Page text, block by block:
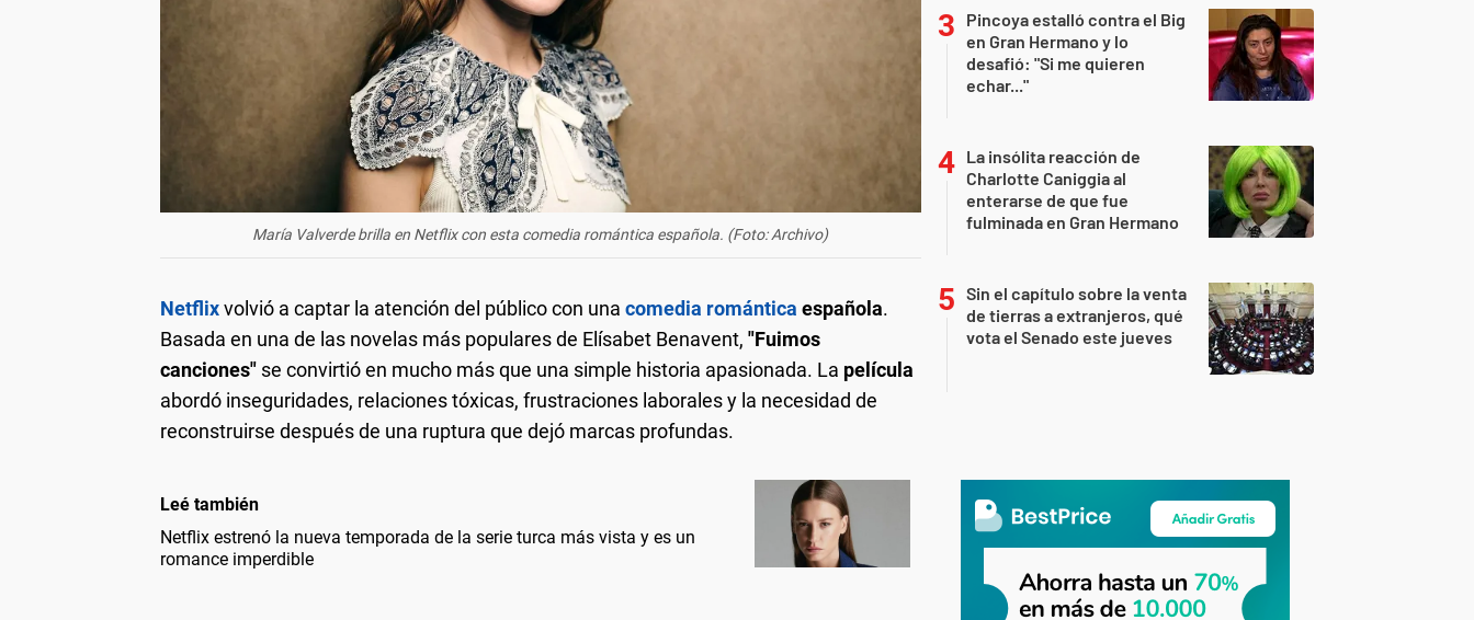
María Valverde brilla en Netflix con esta comedia romántica española. (Foto: Archivo)
Netflixvolvió a captar la atención del público con una comedia romántica española.
Basada en una de las novelas más populares de Elísabet Benavent, "Fuimos
canciones" se convirtió en mucho más que una simple historia apasionada. La película
abordó inseguridades, relaciones tóxicas, frustraciones laborales y la necesidad de
reconstruirse después de una ruptura que dejó marcas profundas.
Leé también
Netflix estrenó la nueva temporada de la serie turca más vista y es un
romance imperdible
Pincoya estalló contra el Big
en Gran Hermano y lo
desafió: "Si me quieren
echar..."
La insólita reacción de
Charlotte Caniggia al
enterarse de que fue
fulminada en Gran Hermano
Sin el capítulo sobre la venta
de tierras a extranjeros, qué
vota el Senado este jueves